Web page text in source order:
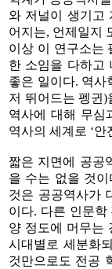
와 저널이 생기고
어지는, 언제일지
이상 이 연구소는
한 소임을 다하고
좋은 일이다. 역사
저 뛰어드는 펭귄
역사에 대해 무심
역사의 세계로 ‘안
짧은 지면에 공공
을 수는 없을 것
것은 공공역사가
이다. 다른 인문학
양 정도에 머무는
시대별로 세분화
것만으로도 전공